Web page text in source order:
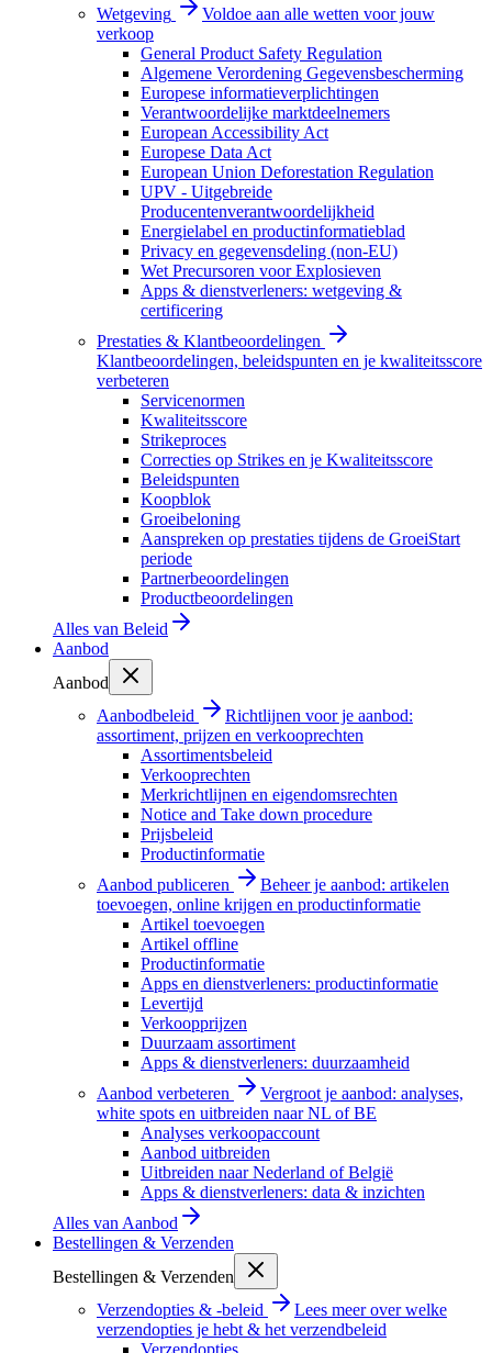
Wetgeving
Voldoe aan alle wetten voor jouw
verkoop
General Product Safety Regulation
Algemene Verordening Gegevensbescherming
Europese informatieverplichtingen
Verantwoordelijke marktdeelnemers
European Accessibility Act
Europese Data Act
European Union Deforestation Regulation
UPV - Uitgebreide
Producentenverantwoordelijkheid
Energielabel en productinformatieblad
Privacy en gegevensdeling (non-EU)
Wet Precursoren voor Explosieven
Apps & dienstverleners: wetgeving &
certificering
Prestaties & Klantbeoordelingen
Klantbeoordelingen, beleidspunten en je kwaliteitsscore
verbeteren
Servicenormen
Kwaliteitsscore
Strikeproces
Correcties op Strikes en je Kwaliteitsscore
Beleidspunten
Koopblok
Groeibeloning
Aanspreken op prestaties tijdens de GroeiStart
periode
Partnerbeoordelingen
Productbeoordelingen
Alles van Beleid
Aanbod
Aanbod
Aanbodbeleid
Richtlijnen voor je aanbod:
assortiment, prijzen en verkooprechten
Assortimentsbeleid
Verkooprechten
Merkrichtlijnen en eigendomsrechten
Notice and Take down procedure
Prijsbeleid
Productinformatie
Aanbod publiceren
Beheer je aanbod: artikelen
toevoegen, online krijgen en productinformatie
Artikel toevoegen
Artikel offline
Productinformatie
Apps en dienstverleners: productinformatie
Levertijd
Verkoopprijzen
Duurzaam assortiment
Apps & dienstverleners: duurzaamheid
Aanbod verbeteren
Vergroot je aanbod: analyses,
white spots en uitbreiden naar NL of BE
Analyses verkoopaccount
Aanbod uitbreiden
Uitbreiden naar Nederland of België
Apps & dienstverleners: data & inzichten
Alles van Aanbod
Bestellingen & Verzenden
Bestellingen & Verzenden
Verzendopties & -beleid
Lees meer over welke
verzendopties je hebt & het verzendbeleid
Verzendopties